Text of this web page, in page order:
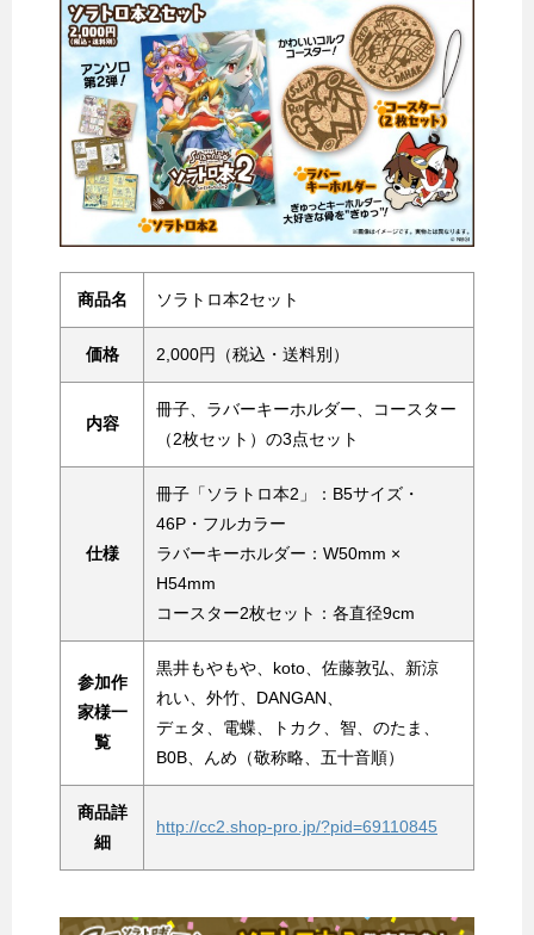
商品名 ソラトロ本2セット
価格 2,000円（税込・送料別）
内容
冊子、ラバーキーホルダー、コースター
（2枚セット）の3点セット
仕様
冊子「ソラトロ本2」：B5サイズ・
46P・フルカラー
ラバーキーホルダー：W50mm ×
H54mm
コースター2枚セット：各直径9cm
参加作
家様一
覧
黒井もやもや、koto、佐藤敦弘、新涼
れい、外竹、DANGAN、
デェタ、電蝶、トカク、智、のたま、
B0B、んめ（敬称略、五十音順）
商品詳
細
http://cc2.shop-pro.jp/?pid=69110845